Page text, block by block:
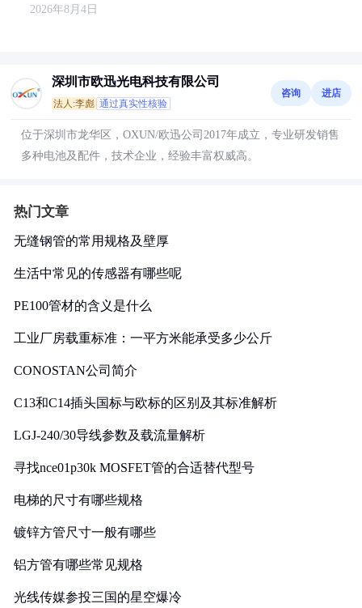
2026年8月4日
深圳市欧迅光电科技有限公司
法人:李彪 通过真实性核验
咨询 进店
位于深圳市龙华区，OXUN/欧迅公司2017年成立，专业研发销售
多种电池及配件，技术企业，经验丰富权威高。
热门文章
无缝钢管的常用规格及壁厚
生活中常见的传感器有哪些呢
PE100管材的含义是什么
工业厂房载重标准：一平方米能承受多少公斤
CONOSTAN公司简介
C13和C14插头国标与欧标的区别及其标准解析
LGJ-240/30导线参数及载流量解析
寻找nce01p30k MOSFET管的合适替代型号
电梯的尺寸有哪些规格
镀锌方管尺寸一般有哪些
铝方管有哪些常见规格
光线传媒参投三国的星空爆冷